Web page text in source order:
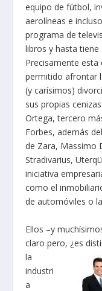
equipo de fútbol,
aerolíneas e
programa de
libros y hasta
Precisamente esta
permitido afrontar
(y carísimos)
sus propias
Ortega, tercero
Forbes, además
de Zara, Massimo
Stradivarius,
iniciativa
como el
de automóviles o
Ellos –y
claro pero, ¿es
la
industri
a